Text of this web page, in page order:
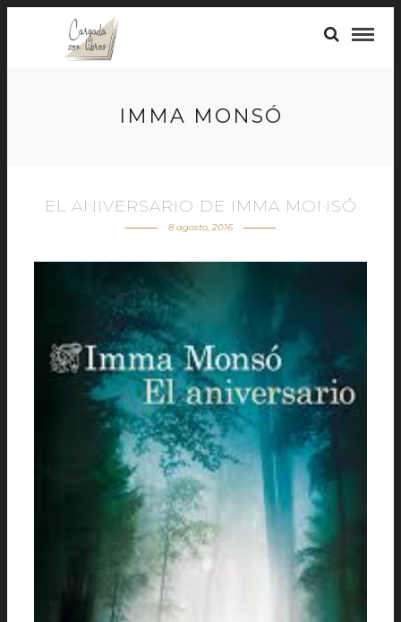
IMMA MONSÓ
EL ANIVERSARIO DE IMMA MONSÓ
8 agosto, 2016